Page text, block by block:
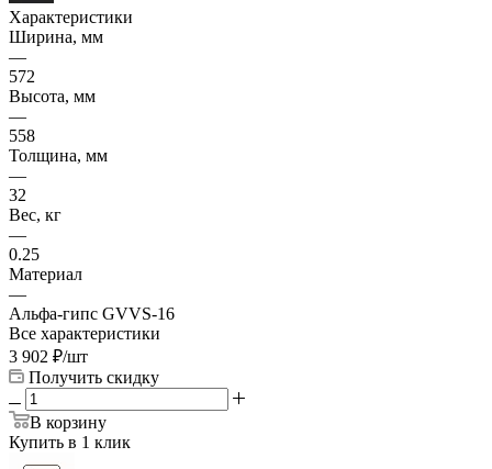
Характеристики
Ширина, мм
—
572
Высота, мм
—
558
Толщина, мм
—
32
Вес, кг
—
0.25
Материал
—
Альфа-гипс GVVS-16
Все характеристики
3 902 ₽/шт
Получить скидку
В корзину
Купить в 1 клик